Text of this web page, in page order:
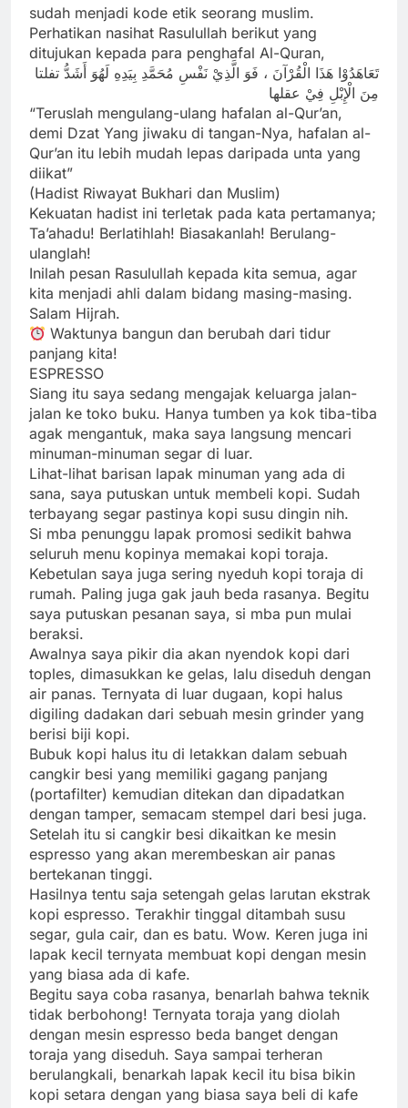
sudah menjadi kode etik seorang muslim.
Perhatikan nasihat Rasulullah berikut yang
ditujukan kepada para penghafal Al-Quran,
تَعَاهَدُوْا هَذَا الْقُرْآنَ ، فَوَ الَّذِيْ نَفْسِ مُحَمَّدِ بِيَدِهِ لَهُوَ أَشَدُّ تفلتا
مِنَ الْإِبْلِ فِيْ عقلها
“Teruslah mengulang-ulang hafalan al-Qur’an,
demi Dzat Yang jiwaku di tangan-Nya, hafalan al-
Qur’an itu lebih mudah lepas daripada unta yang
diikat”
(Hadist Riwayat Bukhari dan Muslim)
Kekuatan hadist ini terletak pada kata pertamanya;
Ta’ahadu! Berlatihlah! Biasakanlah! Berulang-
ulanglah!
Inilah pesan Rasulullah kepada kita semua, agar
kita menjadi ahli dalam bidang masing-masing.
Salam Hijrah.
Waktunya bangun dan berubah dari tidur
panjang kita!
ESPRESSO
Siang itu saya sedang mengajak keluarga jalan-
jalan ke toko buku. Hanya tumben ya kok tiba-tiba
agak mengantuk, maka saya langsung mencari
minuman-minuman segar di luar.
Lihat-lihat barisan lapak minuman yang ada di
sana, saya putuskan untuk membeli kopi. Sudah
terbayang segar pastinya kopi susu dingin nih.
Si mba penunggu lapak promosi sedikit bahwa
seluruh menu kopinya memakai kopi toraja.
Kebetulan saya juga sering nyeduh kopi toraja di
rumah. Paling juga gak jauh beda rasanya. Begitu
saya putuskan pesanan saya, si mba pun mulai
beraksi.
Awalnya saya pikir dia akan nyendok kopi dari
toples, dimasukkan ke gelas, lalu diseduh dengan
air panas. Ternyata di luar dugaan, kopi halus
digiling dadakan dari sebuah mesin grinder yang
berisi biji kopi.
Bubuk kopi halus itu di letakkan dalam sebuah
cangkir besi yang memiliki gagang panjang
(portafilter) kemudian ditekan dan dipadatkan
dengan tamper, semacam stempel dari besi juga.
Setelah itu si cangkir besi dikaitkan ke mesin
espresso yang akan merembeskan air panas
bertekanan tinggi.
Hasilnya tentu saja setengah gelas larutan ekstrak
kopi espresso. Terakhir tinggal ditambah susu
segar, gula cair, dan es batu. Wow. Keren juga ini
lapak kecil ternyata membuat kopi dengan mesin
yang biasa ada di kafe.
Begitu saya coba rasanya, benarlah bahwa teknik
tidak berbohong! Ternyata toraja yang diolah
dengan mesin espresso beda banget dengan
toraja yang diseduh. Saya sampai terheran
berulangkali, benarkah lapak kecil itu bisa bikin
kopi setara dengan yang biasa saya beli di kafe